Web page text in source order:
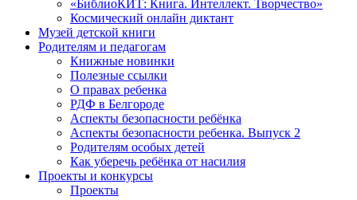
«БиблиоКИТ: Книга. Интеллект. Творчество»
Космический онлайн диктант
Музей детской книги
Родителям и педагогам
Книжные новинки
Полезные ссылки
О правах ребенка
РДФ в Белгороде
Аспекты безопасности ребёнка
Аспекты безопасности ребенка. Выпуск 2
Родителям особых детей
Как уберечь ребёнка от насилия
Проекты и конкурсы
Проекты